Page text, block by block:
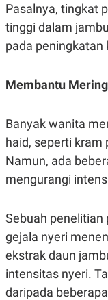
G
A
N
A
T
R
J
A
E
E
E
P
A
P
R
A
D
V
E
T
I
N
G
K
M
E
Pasalnya, tingkat
tinggi dalam
pada peningkatan
Membantu
Banyak wanita
haid, seperti kram
Namun, ada
mengurangi
Sebuah penelitian
gejala nyeri
ekstrak daun
intensitas nyeri.
daripada